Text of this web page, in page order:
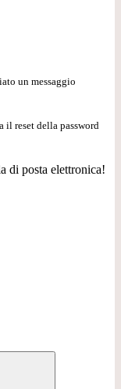
un messaggio
il reset della password
di posta elettronica!